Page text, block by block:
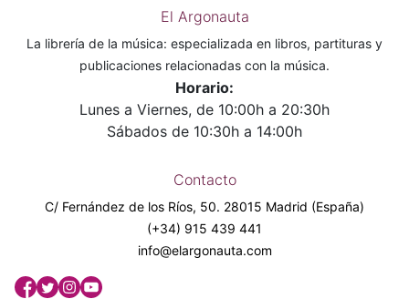
El Argonauta
La librería de la música: especializada en libros, partituras y
publicaciones relacionadas con la música.
Horario:
Lunes a Viernes, de 10:00h a 20:30h
Sábados de 10:30h a 14:00h
Contacto
C/ Fernández de los Ríos, 50. 28015 Madrid (España)
(+34) 915 439 441
info@elargonauta.com